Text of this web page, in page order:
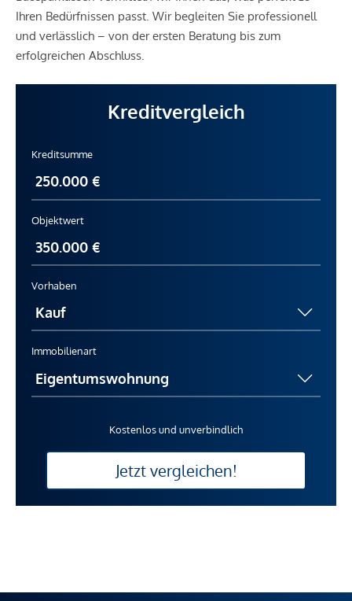
Ihren Bedürfnissen passt. Wir begleiten Sie professionell
und verlässlich – von der ersten Beratung bis zum
erfolgreichen Abschluss.
Kreditvergleich
Kreditsumme
Objektwert
Vorhaben
Immobilienart
Kostenlos und unverbindlich
Jetzt vergleichen!